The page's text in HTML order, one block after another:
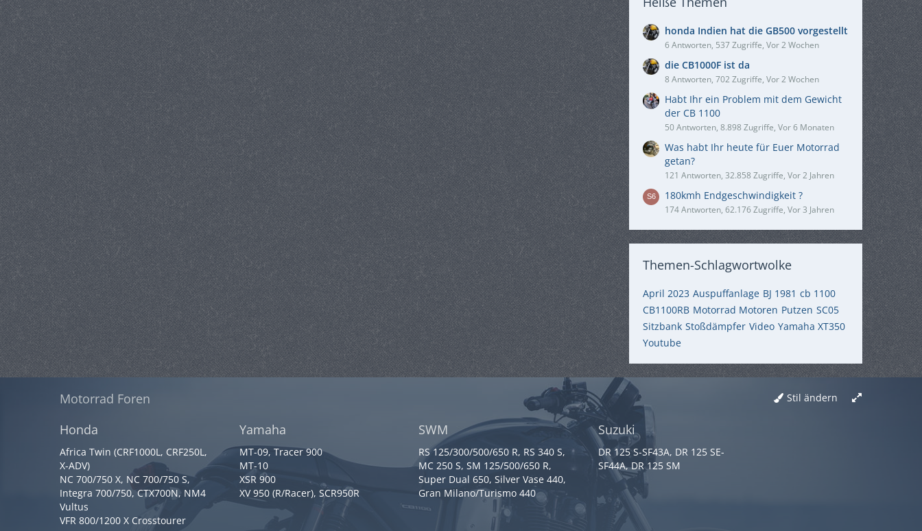
honda Indien hat die GB500 vorgestellt
6 Antworten, 537 Zugriffe, Vor 2 Wochen
die CB1000F ist da
8 Antworten, 702 Zugriffe, Vor 2 Wochen
Habt Ihr ein Problem mit dem Gewicht
der CB 1100
50 Antworten, 8.898 Zugriffe, Vor 6 Monaten
Was habt Ihr heute für Euer Motorrad
getan?
121 Antworten, 32.858 Zugriffe, Vor 2 Jahren
180kmh Endgeschwindigkeit ?
174 Antworten, 62.176 Zugriffe, Vor 3 Jahren
Themen-Schlagwortwolke
April 2023 Auspuffanlage BJ 1981 cb 1100
CB1100RB Motorrad Motoren Putzen SC05
Sitzbank Stoßdämpfer Video Yamaha XT350
Youtube
Stil ändern
Motorrad Foren
Honda
Africa Twin (CRF1000L, CRF250L,
X-ADV)
NC 700/750 X, NC 700/750 S,
Integra 700/750, CTX700N, NM4
Vultus
VFR 800/1200 X Crosstourer
Yamaha
MT-09, Tracer 900
MT-10
XSR 900
XV 950 (R/Racer), SCR950R
SWM
RS 125/300/500/650 R, RS 340 S,
MC 250 S, SM 125/500/650 R,
Super Dual 650, Silver Vase 440,
Gran Milano/Turismo 440
Suzuki
DR 125 S-SF43A, DR 125 SE-
SF44A, DR 125 SM